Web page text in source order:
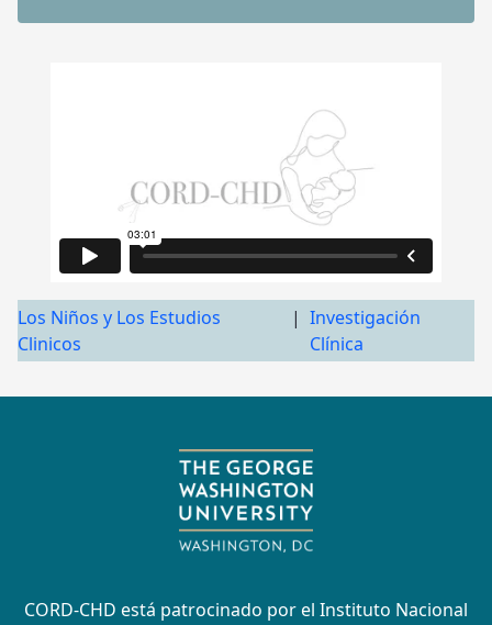
Los Niños y Los Estudios
Clinicos
| Investigación
Clínica
CORD-CHD está patrocinado por el Instituto Nacional